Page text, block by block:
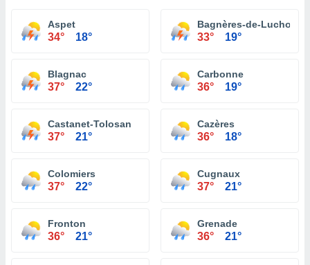
Aspet
34° 18°
Bagnères-de-Luchon
33° 19°
Blagnac
37° 22°
Carbonne
36° 19°
Castanet-Tolosan
37° 21°
Cazères
36° 18°
Colomiers
37° 22°
Cugnaux
37° 21°
Fronton
36° 21°
Grenade
36° 21°